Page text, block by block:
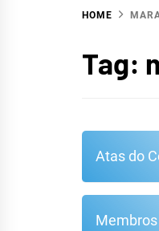
HOME
Tag:
Atas do
Membros